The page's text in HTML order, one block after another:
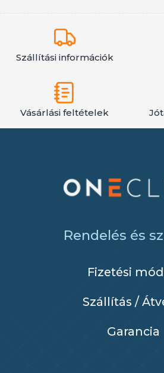
Szállítási információk
Vásárlási feltételek
Rendelés és
Fizetési
Szállítás /
Garancia